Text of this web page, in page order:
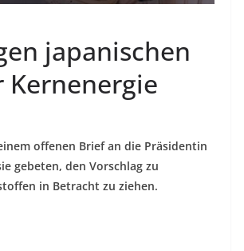
japanischen
Kernenergie
offenen Brief an die Präsidentin
gebeten, den Vorschlag zu
in Betracht zu ziehen.